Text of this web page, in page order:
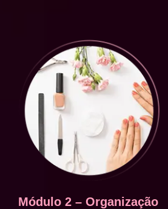
Módulo 2 – Organização